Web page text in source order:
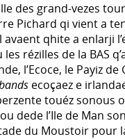
des grand-vezes
Pichard qi vient a
avaent qhite a enlarji
rézilles de la BAS
l’Ecoce, le Payiz
ecoçaez e
touéz sonous
dede l’Ile de Man
du Moustoir pour